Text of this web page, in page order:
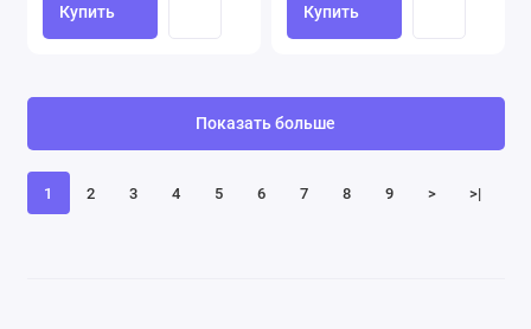
Купить Купить
1 2 3 4 5 6 7 8 9 > >|
Показать больше